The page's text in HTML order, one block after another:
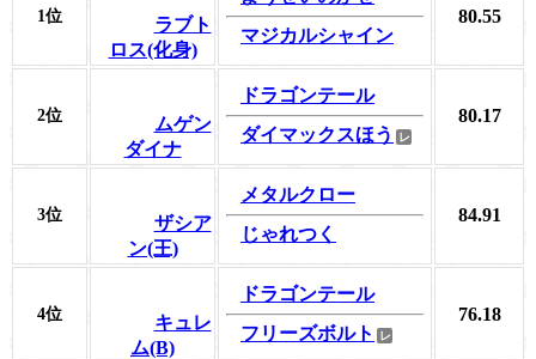
1位
ラブト
ロス(化身)
マジカルシャイン
80.55
2位
ムゲン
ダイナ
ドラゴンテール
ダイマックスほう
80.17
3位
ザシア
ン(王)
メタルクロー
じゃれつく
84.91
4位
キュレ
ム(B)
ドラゴンテール
フリーズボルト
76.18